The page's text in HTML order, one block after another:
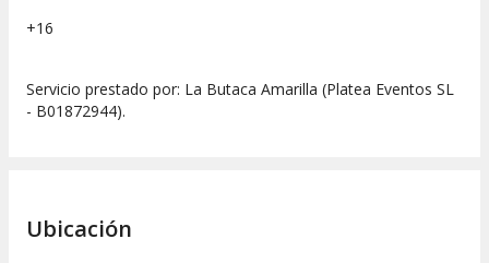
+16
Servicio prestado por: La Butaca Amarilla (Platea Eventos SL
- B01872944).
Ubicación